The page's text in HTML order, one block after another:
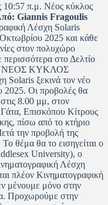
10:57 π.μ. Νέος κύκλος
Giannis Fragoulis
Λέσχη Solaris
2025 και κάθε
στον πολυχώρο
στο Δελτίο
ΚΥΚΛΟΣ
ξεκινά τον νέο
2025. Οι προβολές θα
8.00 μμ, στον
Επισκόπου Κίτρους
πίσω από το κτήριο
την προβολή της
Το θέμα θα το εισηγείται ο
University), ο
Λέσχη
πλέον Κινηματογραφική
μένουμε μόνο στην
Προχωρούμε στην